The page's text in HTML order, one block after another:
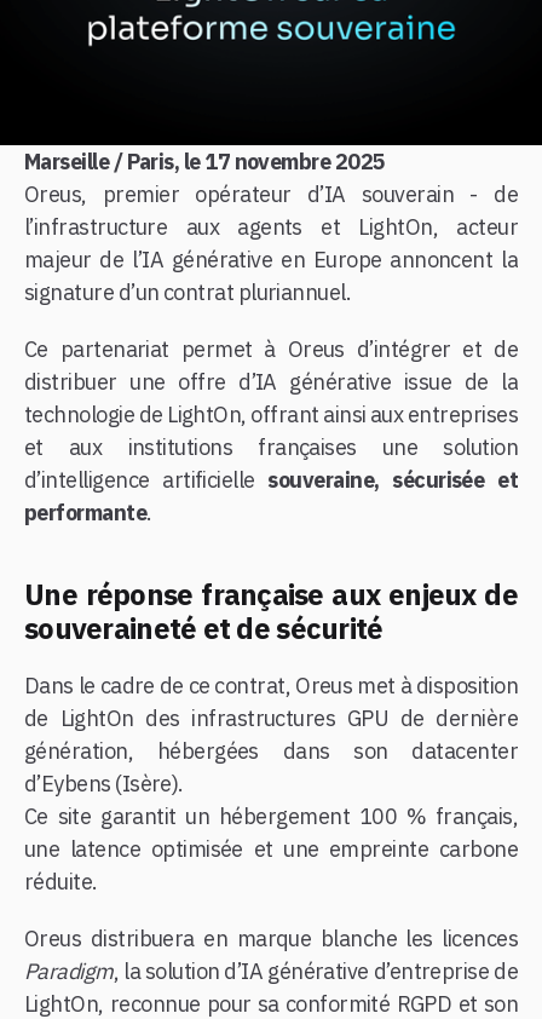
Marseille / Paris, le 17 novembre 2025
Oreus, premier opérateur d’IA souverain - de
l’infrastructure aux agents et LightOn, acteur
majeur de l’IA générative en Europe annoncent la
signature d’un contrat pluriannuel.
Ce partenariat permet à Oreus d’intégrer et de
distribuer une offre d’IA générative issue de la
technologie de LightOn, offrant ainsi aux entreprises
et aux institutions françaises une solution
d’intelligence artificielle souveraine, sécurisée et
performante.
Une réponse française aux enjeux de
souveraineté et de sécurité
Dans le cadre de ce contrat, Oreus met à disposition
de LightOn des infrastructures GPU de dernière
génération, hébergées dans son datacenter
d’Eybens (Isère).
Ce site garantit un hébergement 100 % français,
une latence optimisée et une empreinte carbone
réduite.
Oreus distribuera en marque blanche les licences
Paradigm, la solution d’IA générative d’entreprise de
LightOn, reconnue pour sa conformité RGPD et son